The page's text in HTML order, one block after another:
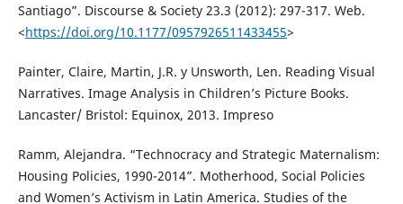
Santiago”. Discourse & Society 23.3 (2012): 297-317. Web.
<https://doi.org/10.1177/0957926511433455>
Painter, Claire, Martin, J.R. y Unsworth, Len. Reading Visual
Narratives. Image Analysis in Children’s Picture Books.
Lancaster/ Bristol: Equinox, 2013. Impreso
Ramm, Alejandra. “Technocracy and Strategic Maternalism:
Housing Policies, 1990-2014”. Motherhood, Social Policies
and Women’s Activism in Latin America. Studies of the